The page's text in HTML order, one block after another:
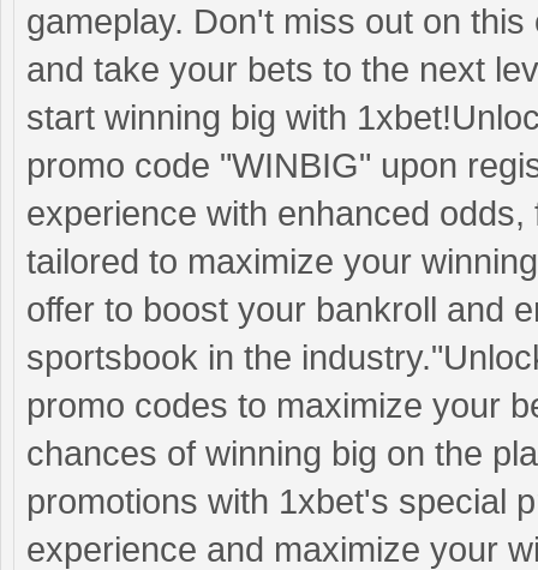
gameplay. Don't miss out on
and take your bets to the next
start winning big with
promo code "WINBIG" upon
experience with enhanced
tailored to maximize your
offer to boost your bankroll and
sportsbook in the
promo codes to maximize your
chances of winning big on the
promotions with 1xbet's special
experience and maximize your